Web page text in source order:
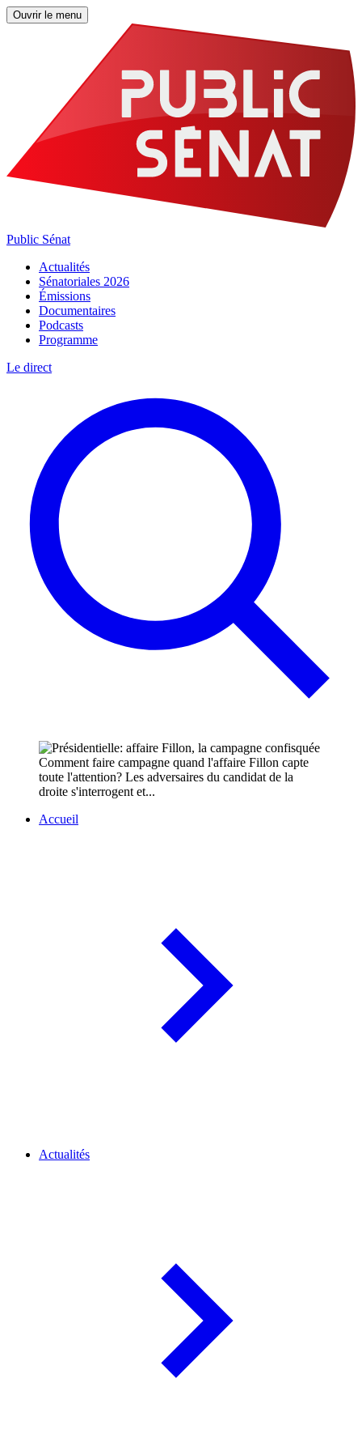
Ouvrir le menu
Public Sénat
Actualités
Sénatoriales 2026
Émissions
Documentaires
Podcasts
Programme
Le direct
Comment faire campagne quand l'affaire Fillon capte
toute l'attention? Les adversaires du candidat de la
droite s'interrogent et...
Accueil
Actualités